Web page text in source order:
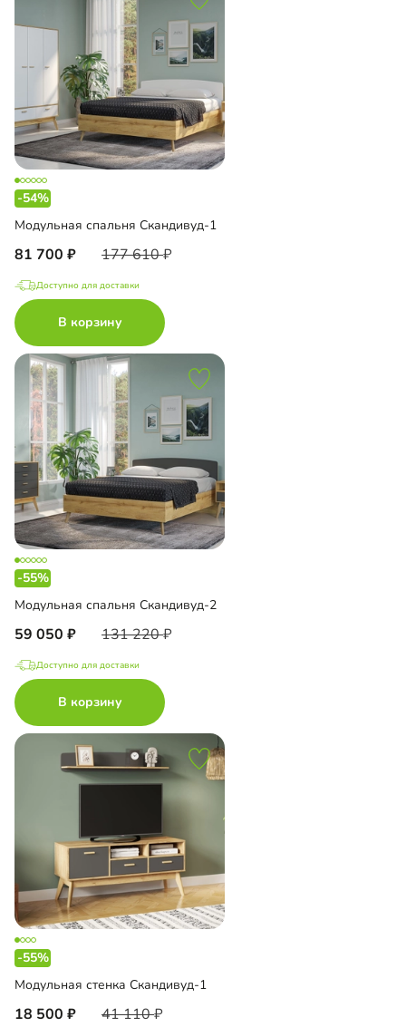
-54%
Модульная спальня Скандивуд-1
81 700 177 610
Доступно для доставки
В корзину
-55%
Модульная спальня Скандивуд-2
59 050 131 220
Доступно для доставки
В корзину
-55%
Модульная стенка Скандивуд-1
18 500 41 110